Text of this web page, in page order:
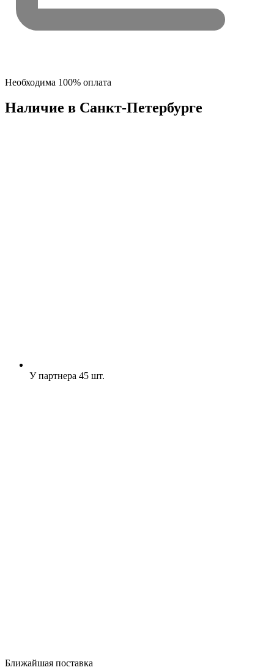
Необходима 100% оплата
Наличие в Санкт-Петербургe
У партнера 45 шт.
Ближайшая поставка